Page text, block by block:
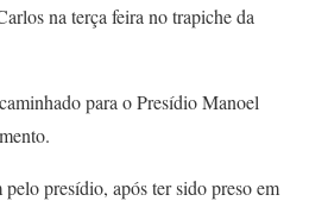
na terça feira no trapiche da
para o Presídio Manoel
pelo presídio, após ter sido preso em